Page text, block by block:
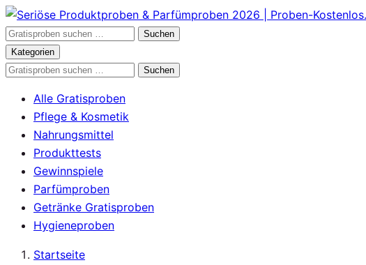
Zum
Inhalt
springen
Gratisproben
durchsuchen
Suchen
Kategorien
Gratisproben
Suchen
Alle Gratisproben
Pflege & Kosmetik
Nahrungsmittel
Produkttests
Gewinnspiele
Parfümproben
Getränke Gratisproben
Hygieneproben
Startseite